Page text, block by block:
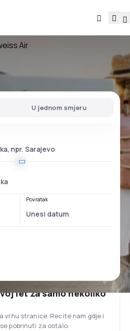
Air
U jednom smjeru
Povratak
let za samo nekoliko
vrhu stranice. Recite nam gdje i
pobrinuti za ostalo.